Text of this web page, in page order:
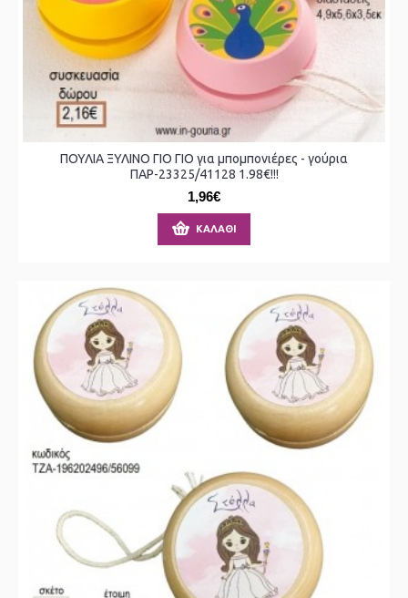
ΠΟΥΛΙΑ ΞΥΛΙΝΟ ΓΙΟ ΓΙΟ για μπομπονιέρες - γούρια
ΠΑΡ-23325/41128 1.98€!!!
1,96€
ΚΑΛΆΘΙ